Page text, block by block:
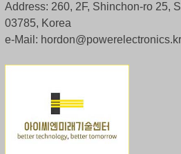
Address: 260, 2F, Shinchon-ro 25,
03785, Korea
e-Mail: hordon@powerelectronics.kr